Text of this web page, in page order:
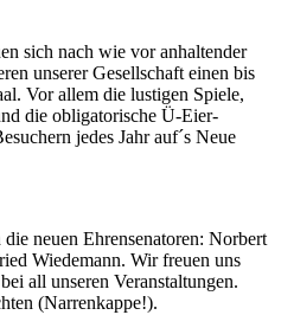
sich nach wie vor anhaltender
unserer Gesellschaft einen bis
Vor allem die lustigen Spiele,
die obligatorische Ü-Eier-
jedes Jahr auf´s Neue
neuen Ehrensenatoren: Norbert
Wiedemann. Wir freuen uns
all unseren Veranstaltungen.
(Narrenkappe!).